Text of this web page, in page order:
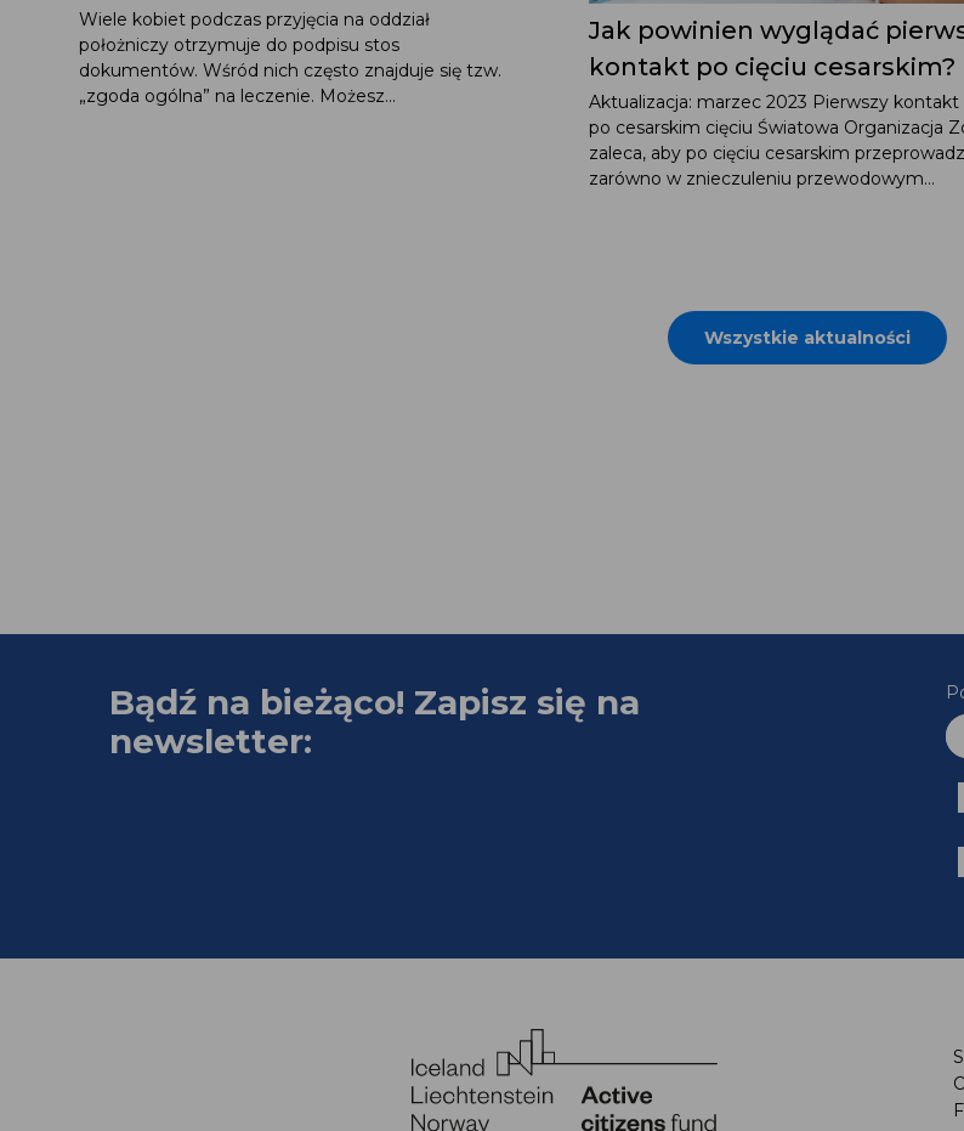
Wiele kobiet podczas przyjęcia na oddział
położniczy otrzymuje do podpisu stos
dokumentów. Wśród nich często znajduje się tzw.
„zgoda ogólna” na leczenie. Możesz...
Jak powinien wyglądać
kontakt po cięciu cesarskim?
Aktualizacja: marzec 2023 Pierwszy kontakt
po cesarskim cięciu Światowa Organizacja
zaleca, aby po cięciu cesarskim
zarówno w znieczuleniu przewodowym...
Wszystkie aktualności
Bądź na bieżąco! Zapisz się na
newsletter: